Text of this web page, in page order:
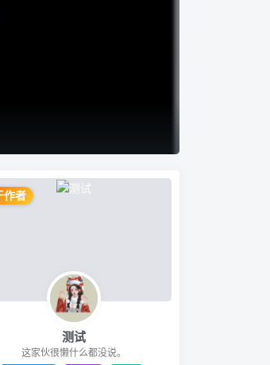
作者
测试
这家伙很懒什么都没说。